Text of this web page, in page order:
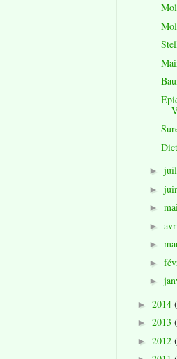
►
►
►
►
►
►
►
► 2014
► 2013
► 2012